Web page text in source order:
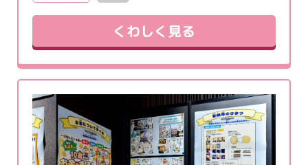
くわしく見る